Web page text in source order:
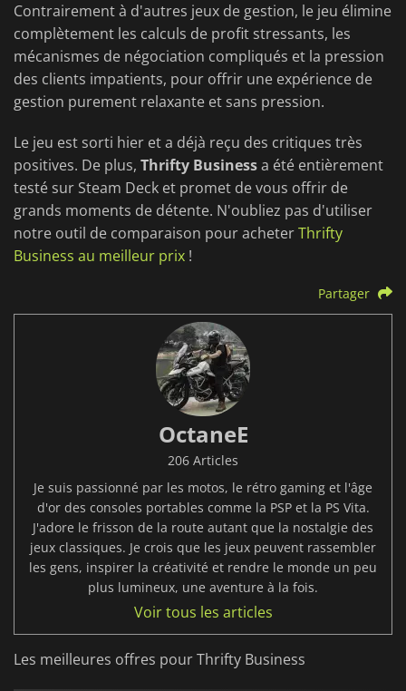
Contrairement à d'autres jeux de gestion, le jeu élimine
complètement les calculs de profit stressants, les
mécanismes de négociation compliqués et la pression
des clients impatients, pour offrir une expérience de
gestion purement relaxante et sans pression.
Le jeu est sorti hier et a déjà reçu des critiques très
positives. De plus, Thrifty Businessa été entièrement
testé sur Steam Deck et promet de vous offrir de
grands moments de détente. N'oubliez pas d'utiliser
notre outil de comparaison pour acheterThrifty
Business au meilleur prix !
Partager
OctaneE
206 Articles
Je suis passionné par les motos, le rétro gaming et l'âge
d'or des consoles portables comme la PSP et la PS Vita.
J'adore le frisson de la route autant que la nostalgie des
jeux classiques. Je crois que les jeux peuvent rassembler
les gens, inspirer la créativité et rendre le monde un peu
plus lumineux, une aventure à la fois.
Voir tous les articles
Les meilleures offres pour Thrifty Business